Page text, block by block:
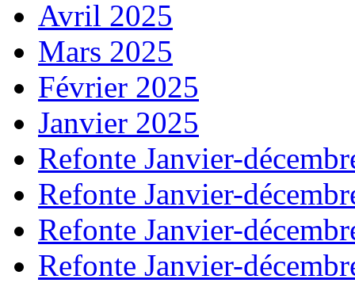
Avril 2025
Mars 2025
Février 2025
Janvier 2025
Refonte Janvier-
Refonte Janvier-
Refonte Janvier-
Refonte Janvier-